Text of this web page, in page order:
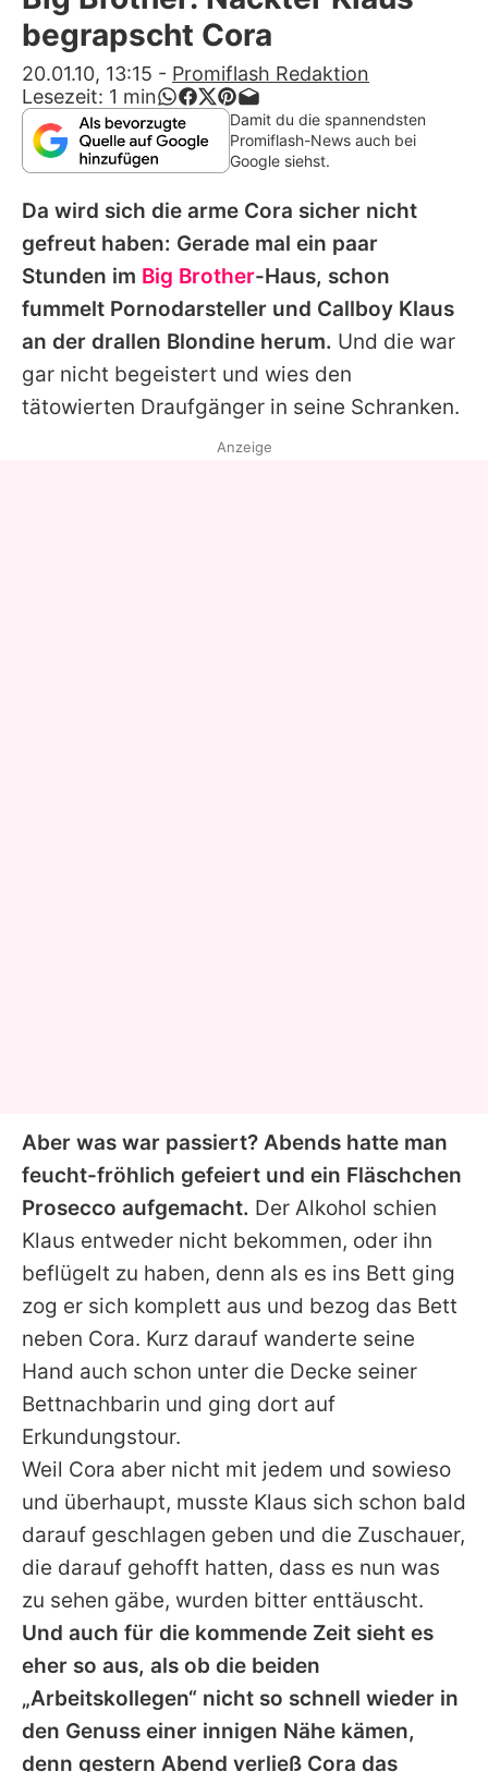
Alle Themen auf Promiflash
App runterladen
Team
Redaktionelle Richtlinien
Impressum
Datenschutzerklärung
Nutzungsbedingungen
Utiq verwalten
begrapscht Cora
20.01.10, 13:15 - Promiflash Redaktion
Lesezeit: 1 min
Damit du die spannendsten
Promiflash-News auch bei
Google siehst.
Da wird sich die arme Cora sicher nicht
gefreut haben: Gerade mal ein paar
Stunden im Big Brother-Haus, schon
fummelt Pornodarsteller und Callboy Klaus
an der drallen Blondine herum. Und die war
gar nicht begeistert und wies den
tätowierten Draufgänger in seine Schranken.
Aber was war passiert? Abends hatte man
feucht-fröhlich gefeiert und ein Fläschchen
Prosecco aufgemacht. Der Alkohol schien
Klaus entweder nicht bekommen, oder ihn
beflügelt zu haben, denn als es ins Bett ging
zog er sich komplett aus und bezog das Bett
neben Cora. Kurz darauf wanderte seine
Hand auch schon unter die Decke seiner
Bettnachbarin und ging dort auf
Erkundungstour.
Weil Cora aber nicht mit jedem und sowieso
und überhaupt, musste Klaus sich schon bald
darauf geschlagen geben und die Zuschauer,
die darauf gehofft hatten, dass es nun was
zu sehen gäbe, wurden bitter enttäuscht.
Und auch für die kommende Zeit sieht es
eher so aus, als ob die beiden
„Arbeitskollegen“ nicht so schnell wieder in
den Genuss einer innigen Nähe kämen,
denn gestern Abend verließ Cora das
Anzeige